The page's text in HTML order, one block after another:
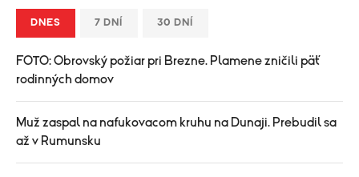
DNES 7 DNÍ 30 DNÍ
FOTO: Obrovský požiar pri Brezne. Plamene zničili päť
rodinných domov
Muž zaspal na nafukovacom kruhu na Dunaji. Prebudil sa
až v Rumunsku